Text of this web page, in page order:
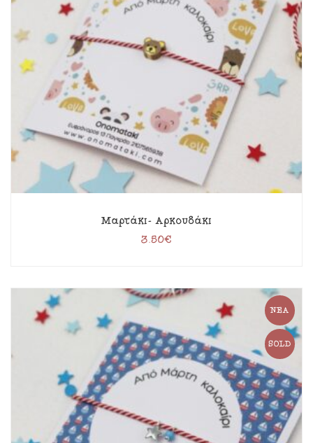
Μαρτάκι- Αρκουδάκι
3.50€
ΝΈΑ
SOLD